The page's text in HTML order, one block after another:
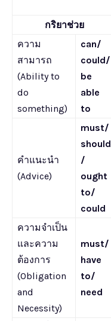
กริยาช่วย
ความ
สามารถ
(Ability to
do
something)
can/
could/
be
able
to
คำแนะนำ
(Advice)
must/
should
/
ought
to/
could
ความจำเป็น
และความ
ต้องการ
(Obligation
and
Necessity)
must/
have
to/
need